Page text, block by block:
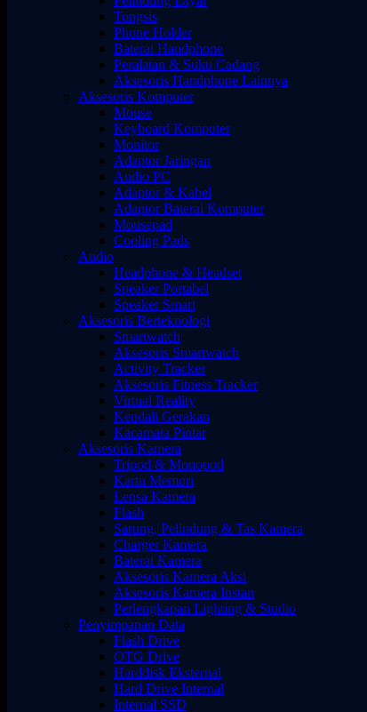
Tongsis
Phone Holder
Baterai Handphone
Peralatan & Suku Cadang
Aksesoris Handphone Lainnya
Aksesoris Komputer
Mouse
Keyboard Komputer
Monitor
Adaptor Jaringan
Audio PC
Adaptor & Kabel
Adaptor Baterai Komputer
Mousepad
Cooling Pads
Audio
Headphone & Headset
Speaker Portabel
Speaker Smart
Aksesoris Berteknologi
Smartwatch
Aksesoris Smartwatch
Activity Tracker
Aksesoris Fitness Tracker
Virtual Reality
Kendali Gerakan
Kacamata Pintar
Aksesoris Kamera
Tripod & Monopod
Kartu Memori
Lensa Kamera
Flash
Sarung, Pelindung & Tas Kamera
Charger Kamera
Baterai Kamera
Aksesoris Kamera Aksi
Aksesoris Kamera Instan
Perlengkapan Lighting & Studio
Penyimpanan Data
Flash Drive
OTG Drive
Harddisk Eksternal
Hard Drive Internal
Internal SSD